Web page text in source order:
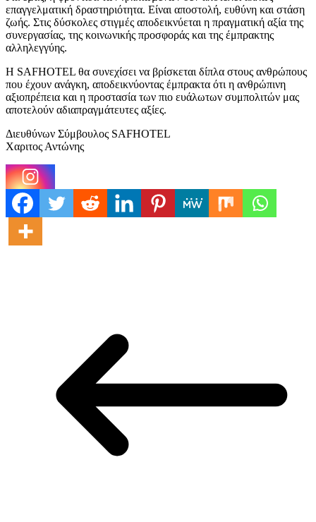
επαγγελματική δραστηριότητα. Είναι αποστολή, ευθύνη και στάση
ζωής. Στις δύσκολες στιγμές αποδεικνύεται η πραγματική αξία της
συνεργασίας, της κοινωνικής προσφοράς και της έμπρακτης
αλληλεγγύης.
Η SAFHOTEL θα συνεχίσει να βρίσκεται δίπλα στους ανθρώπους
που έχουν ανάγκη, αποδεικνύοντας έμπρακτα ότι η ανθρώπινη
αξιοπρέπεια και η προστασία των πιο ευάλωτων συμπολιτών μας
αποτελούν αδιαπραγμάτευτες αξίες.
Διευθύνων Σύμβουλος SAFHOTEL
Χαριτος Αντώνης